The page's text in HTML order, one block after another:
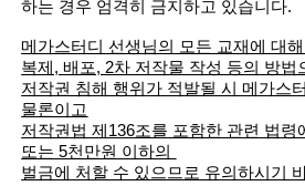
하는 경우 엄격히 금지하고 있습니다.
메가스터디 선생님의 모든 교재에 대
복제, 배포, 2차 저작물 작성 등의 방법
저작권 침해 행위가 적발될 시 메가스
물론이고
저작권법 제136조를 포함한 관련 법령
또는 5천만원 이하의
벌금에 처할 수 있으므로 유의하시기